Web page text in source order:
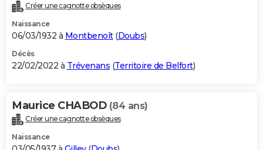
Créer une cagnotte obsèques
Naissance
06/03/1932 à Montbenoît(Doubs)
Décès
22/02/2022 à Trévenans (Territoire de Belfort)
Maurice CHABOD (84 ans)
Créer une cagnotte obsèques
Naissance